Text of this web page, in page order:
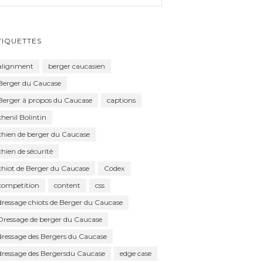
berger caucasien
du Caucase
à propos du Caucase
captions
Bolintin
de berger du Caucase
de sécurité
de Berger du Caucase
Codex
content
css
chiots de Berger du Caucase
de berger du Caucase
des Bergers du Caucase
des Bergersdu Caucase
edge case